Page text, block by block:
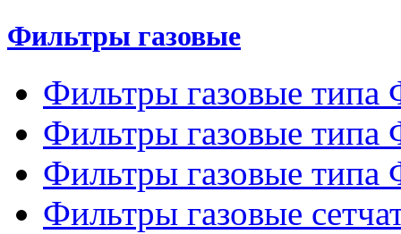
Фильтры газовые
Фильтры газовые типа
Фильтры газовые
Фильтры газовые
Фильтры газовые